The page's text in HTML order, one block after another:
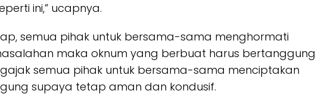
ini,” ucapnya.
semua pihak untuk bersama-sama menghormati
maka oknum yang berbuat harus bertanggung
semua pihak untuk bersama-sama menciptakan
supaya tetap aman dan kondusif.